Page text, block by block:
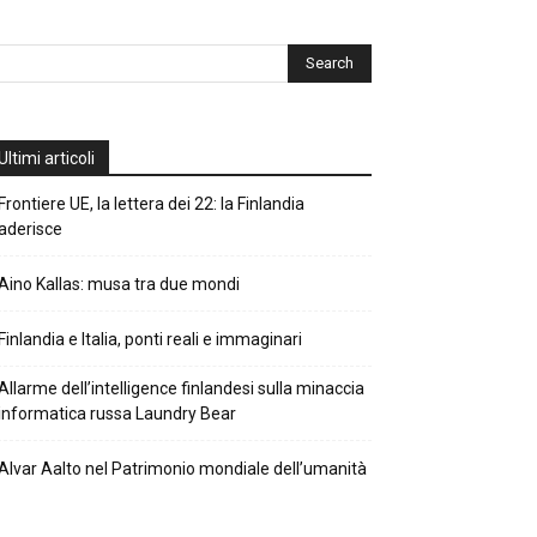
articoli
Frontiere UE, la lettera dei 22: la Finlandia
Kallas: musa tra due mondi
Finlandia e Italia, ponti reali e immaginari
dell’intelligence finlandesi sulla minaccia
russa Laundry Bear
Aalto nel Patrimonio mondiale dell’umanità